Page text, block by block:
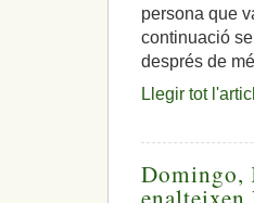
persona que
continuació
després de
Llegir tot
Domingo,